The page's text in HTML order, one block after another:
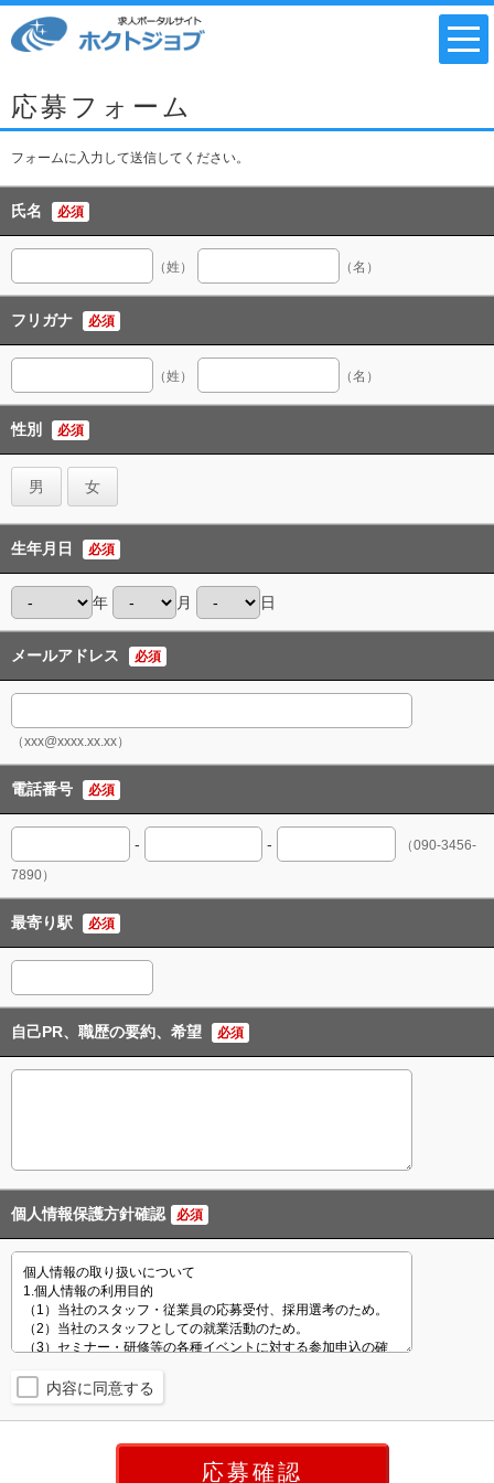
応募フォーム
フォームに入力して送信してください。
氏名 必須
（姓） （名）
フリガナ 必須
（姓） （名）
性別 必須
男 女
生年月日 必須
年 月 日
メールアドレス 必須
（xxx@xxxx.xx.xx）
電話番号 必須
- -
（090-3456-
7890）
最寄り駅 必須
自己PR、職歴の要約、希望 必須
個人情報保護方針確認 必須
内容に同意する